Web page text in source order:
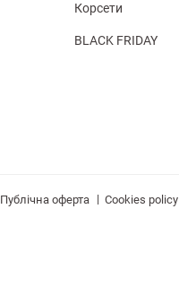
Корсети
BLACK FRIDAY
Публічна оферта | Cookies policy